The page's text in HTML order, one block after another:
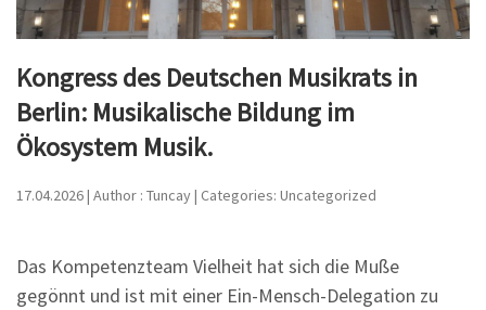
Kongress des Deutschen Musikrats in
Berlin: Musikalische Bildung im
Ökosystem Musik.
17.04.2026 | Author : Tuncay | Categories: Uncategorized
Das Kompetenzteam Vielheit hat sich die Muße
gegönnt und ist mit einer Ein-Mensch-Delegation zu